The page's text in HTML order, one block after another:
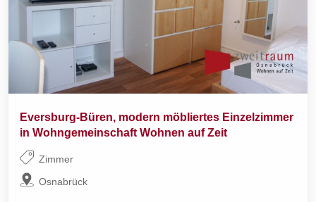
Eversburg-Büren, modern möbliertes Einzelzimmer
in Wohngemeinschaft Wohnen auf Zeit
Zimmer
Osnabrück